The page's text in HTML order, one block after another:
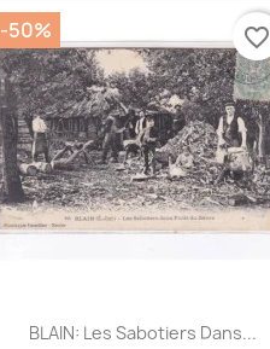
Aperçu rapide
BLAIN: Les Sabotiers Dans...
-50% favorite_border